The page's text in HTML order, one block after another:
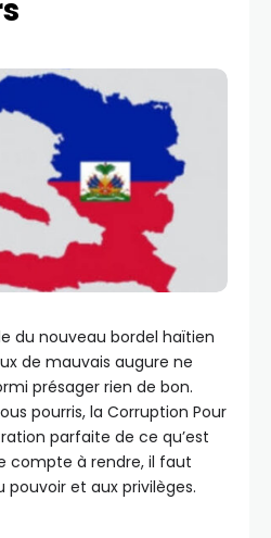
du nouveau bordel haïtien
de mauvais augure ne
présager rien de bon.
pourris, la Corruption Pour
parfaite de ce qu’est
compte à rendre, il faut
pouvoir et aux privilèges.